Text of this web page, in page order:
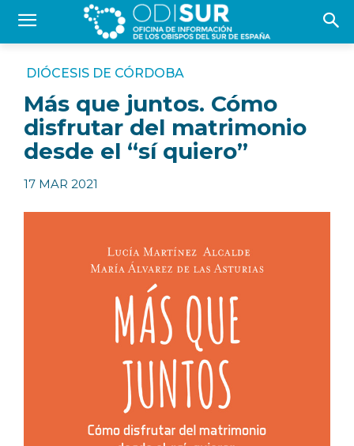
DIÓCESIS DE CÓRDOBA
Más que juntos. Cómo
disfrutar del matrimonio
desde el “sí quiero”
17 MAR 2021